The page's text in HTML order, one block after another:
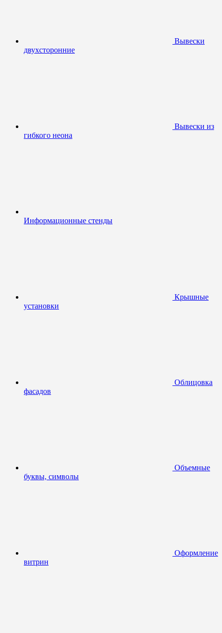
Вывески
двухсторонние
Вывески из
гибкого неона
Информационные стенды
Крышные
установки
Облицовка
фасадов
Объемные
буквы, символы
Оформление
витрин